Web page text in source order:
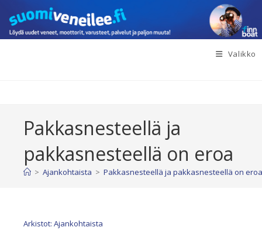
suoraan
sisältöön
Valikko
Pakkasnesteellä ja
pakkasnesteellä on eroa
> Ajankohtaista > Pakkasnesteellä ja pakkasnesteellä on eroa
Arkistot: Ajankohtaista